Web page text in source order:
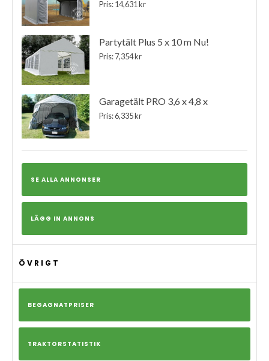
Pris: 14,631 kr
Partytält Plus 5 x 10 m Nu!
Pris: 7,354 kr
Garagetält PRO 3,6 x 4,8 x
Pris: 6,335 kr
SE ALLA ANNONSER
LÄGG IN ANNONS
ÖVRIGT
BEGAGNATPRISER
TRAKTORSTATISTIK